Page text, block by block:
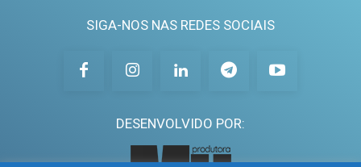
SIGA-NOS NAS REDES SOCIAIS
DESENVOLVIDO POR: